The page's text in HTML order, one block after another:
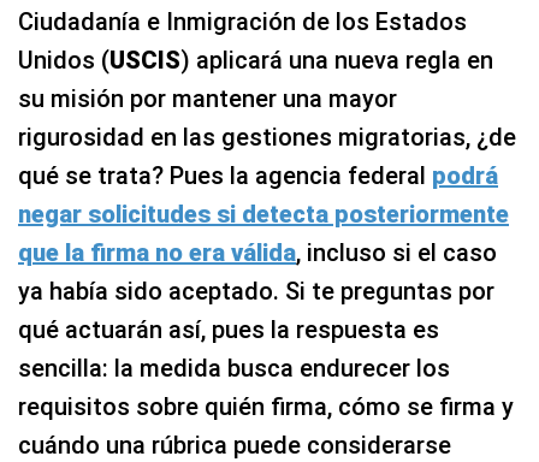
Ciudadanía e Inmigración de los Estados
Unidos (USCIS) aplicará una nueva regla en
su misión por mantener una mayor
rigurosidad en las gestiones migratorias, ¿de
qué se trata? Pues la agencia federal podrá
negar solicitudes si detecta posteriormente
que la firma no era válida, incluso si el caso
ya había sido aceptado. Si te preguntas por
qué actuarán así, pues la respuesta es
sencilla: la medida busca endurecer los
requisitos sobre quién firma, cómo se firma y
cuándo una rúbrica puede considerarse